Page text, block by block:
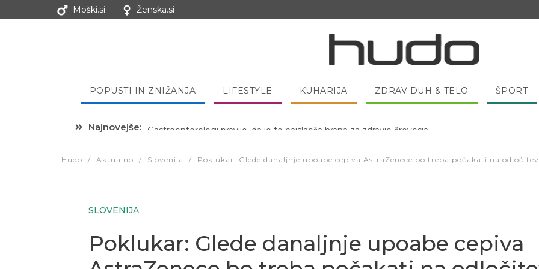
Moški.si Ženska.si
POPUSTI IN ZNIŽANJA LIFESTYLE KUHARIJA ZDRAV DUH & TELO ŠPORT
Najnovejše: Hibernacijska dieta: Zakaj je pred spanjem dobro pojesti žlico medu?
Hudo / Aktualno / Slovenija / Poklukar: Glede danaljnje upoabe cepiva AstraZenece bo treba počakati na
SLOVENIJA
Poklukar: Glede danaljnje upoabe cepiva